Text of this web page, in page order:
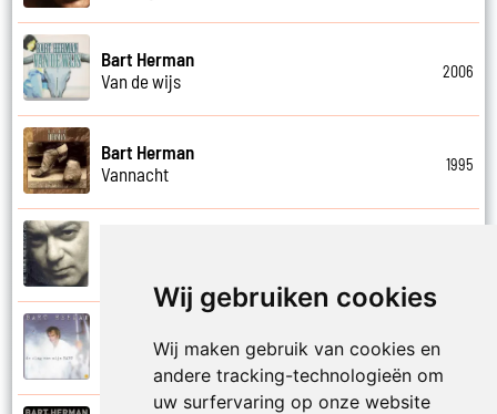
Wij gebruiken cookies
Wij maken gebruik van cookies en
andere tracking-technologieën om
uw surfervaring op onze website
Bart Herman
Van de wijs
2006
Bart Herman
Vannacht
1995
Bart Herman
Vertrouwelijk